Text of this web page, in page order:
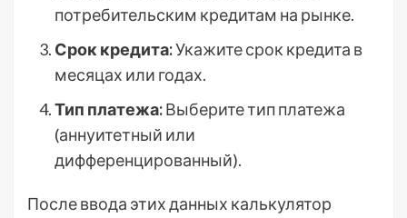
потребительским кредитам на рынке.
Срок кредита:Укажите срок кредита в
месяцах или годах.
Тип платежа:Выберите тип платежа
(аннуитетный или
дифференцированный).
После ввода этих данных калькулятор